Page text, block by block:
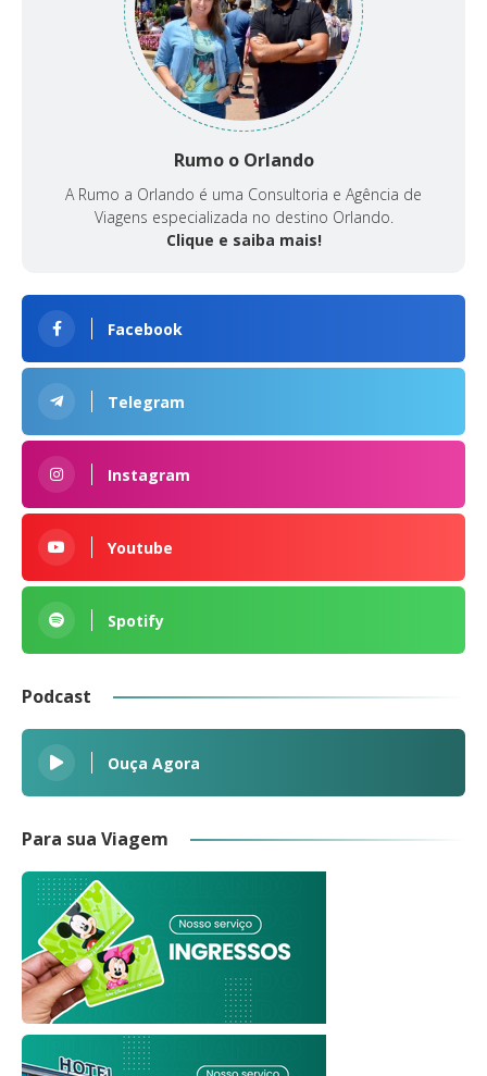
Rumo o Orlando
A Rumo a Orlando é uma Consultoria e Agência de
Viagens especializada no destino Orlando.
Clique e saiba mais!
Facebook
Telegram
Instagram
Youtube
Spotify
Podcast
Ouça Agora
Para sua Viagem